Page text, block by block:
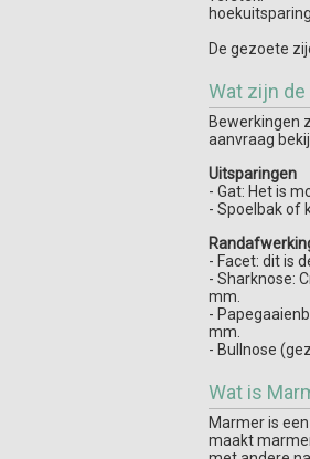
De gezoete
Wat zijn
Bewerkingen
aanvraag
Uitsparingen
- Gat: Het is
- Spoelbak of
- Facet: dit is
- Sharknose:
mm.
-
mm.
- Bullnose
Wat is
Marmer is
maakt